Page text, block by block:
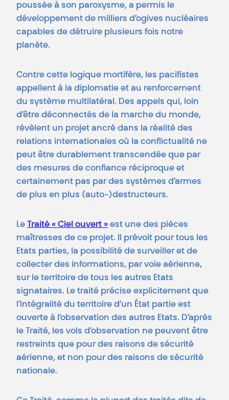
poussée à son paroxysme, a permis le
développement de milliers d’ogives nucléaires
capables de détruire plusieurs fois notre
planète.
Contre cette logique mortifère, les pacifistes
appellent à la diplomatie et au renforcement
du système multilatéral. Des appels qui, loin
d’être déconnectés de la marche du monde,
révèlent un projet ancré dans la réalité des
relations internationales où la conflictualité ne
peut être durablement transcendée que par
des mesures de confiance réciproque et
certainement pas par des systèmes d’armes
de plus en plus (auto-)destructeurs.
Le Traité « Ciel ouvert » est une des pièces
maîtresses de ce projet. Il prévoit pour tous les
Etats parties, la possibilité de surveiller et de
collecter des informations, par voie aérienne,
sur le territoire de tous les autres Etats
signataires. Le traité précise explicitement que
l’intégralité du territoire d’un État partie est
ouverte à l’observation des autres Etats. D’après
le Traité, les vols d’observation ne peuvent être
restreints que pour des raisons de sécurité
aérienne, et non pour des raisons de sécurité
nationale.